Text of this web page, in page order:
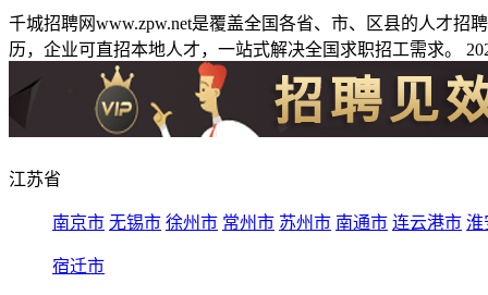
千城招聘网www.zpw.net是覆盖全国各省、市、区县的人才
历，企业可直招本地人才，一站式解决全国求职招工需求。
江苏省
南京市 无锡市 徐州市 常州市 苏州市 南通市 连云港市 淮
宿迁市